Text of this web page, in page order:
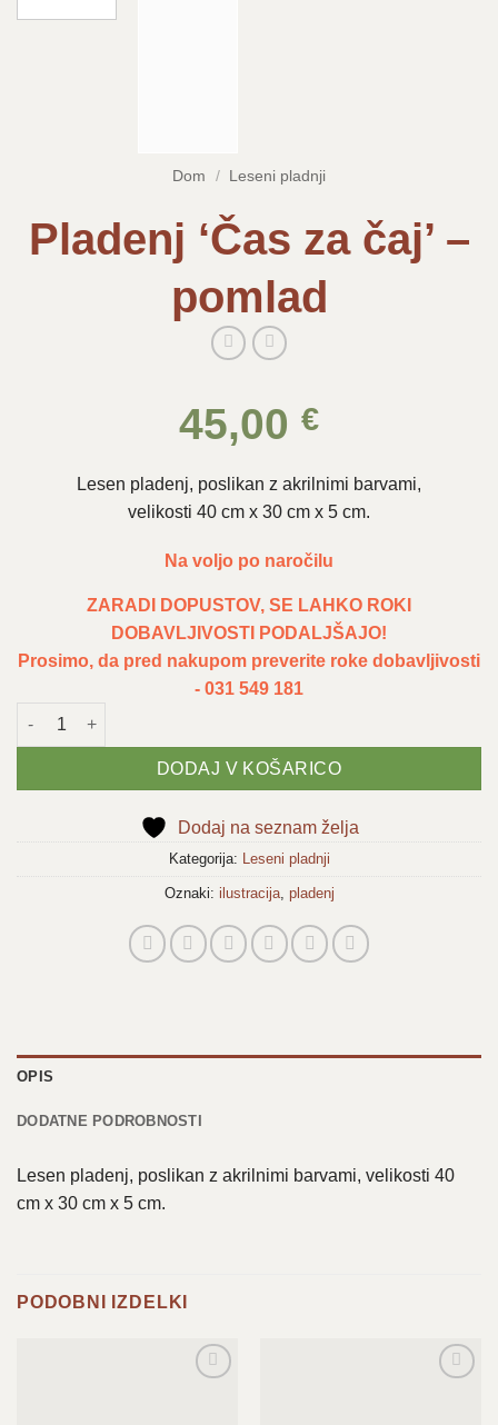
Dom / Leseni pladnji
Pladenj ‘Čas za čaj’ –
pomlad
45,00 €
Lesen pladenj, poslikan z akrilnimi barvami,
velikosti 40 cm x 30 cm x 5 cm.
Na voljo po naročilu
ZARADI DOPUSTOV, SE LAHKO ROKI
DOBAVLJIVOSTI PODALJŠAJO!
Prosimo, da pred nakupom preverite roke dobavljivosti
- 031 549 181
Pladenj 'Čas za čaj' - pomlad količina
DODAJ V KOŠARICO
Dodaj na seznam želja
Kategorija: Leseni pladnji
Oznaki: ilustracija, pladenj
OPIS
DODATNE PODROBNOSTI
Lesen pladenj, poslikan z akrilnimi barvami, velikosti 40
cm x 30 cm x 5 cm.
PODOBNI IZDELKI